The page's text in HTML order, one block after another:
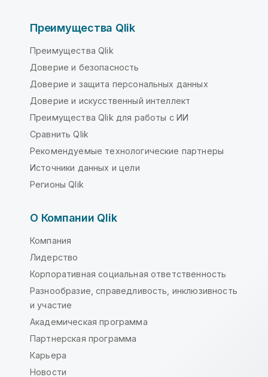
Преимущества Qlik
Преимущества Qlik
Доверие и безопасность
Доверие и защита персональных данных
Доверие и искусственный интеллект
Преимущества Qlik для работы с ИИ
Сравнить Qlik
Рекомендуемые технологические партнеры
Источники данных и цели
Регионы Qlik
О Компании Qlik
Компания
Лидерство
Корпоративная социальная ответственность
Разнообразие, справедливость, инклюзивность
и участие
Академическая программа
Партнерская программа
Карьера
Новости